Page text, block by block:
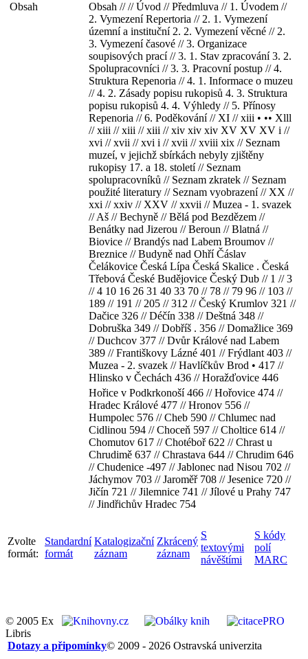
Obsah
Obsah // // Úvod // Předmluva // 1. Úvodem //
2. Vymezení Repertoria // 2. 1. Vymezení
územní a instituční 2. 2. Vymezení věcné // 2.
3. Vymezení časové // 3. Organizace
soupisových prací // 3. 1. Stav zpracování 3. 2.
Spolupracovníci // 3. 3. Pracovní postup // 4.
Struktura Repenoria // 4. 1. Informace o muzeu
// 4. 2. Zásady popisu rukopisů 4. 3. Struktura
popisu rukopisů 4. 4. Výhledy // 5. Přínosy
Repenoria // 6. Poděkování // XI // xiii • •• Xlll
// xiii // xiii // xiii // xiv xiv xiv XV XV XV i //
xvi // xvii // xvi i // xvii // xviii xix // Seznam
muzeí, v jejichž sbírkách nebyly zjištěny
rukopisy 17. a 18. století // Seznam
spolupracovníků // Seznam zkratek // Seznam
použité literatury // Seznam vyobrazení // XX //
xxi // xxiv // XXV // xxvii // Muzea - 1. svazek
// Aš // Bechyně // Bělá pod Bezdězem //
Benátky nad Jizerou // Beroun // Blatná //
Biovice // Brandýs nad Labem Broumov //
Breznice // Budyně nad Ohří Čáslav
Čelákovice Česká Lípa Česká Skalice . Česká
Třebová České Budějovice Český Dub // 1 // 3
// 4 10 16 26 31 40 33 70 // 78 // 79 96 // 103 //
189 // 191 // 205 // 312 // Český Krumlov 321 //
Dačice 326 // Déčín 338 // Deštná 348 //
Dobruška 349 // Dobříš . 356 // Domažlice 369
// Duchcov 377 // Dvůr Králové nad Labem
389 // Františkovy Lázné 401 // Frýdlant 403 //
Muzea - 2. svazek // Havlíčkův Brod • 417 //
Hlinsko v Čechách 436 // Horažďovice 446
Hořice v Podkrkonoší 466 // Hořovice 474 //
Hradec Králové 477 // Hronov 556 //
Humpolec 576 // Cheb 590 // Chlumec nad
Cidlinou 594 // Choceň 597 // Choltice 614 //
Chomutov 617 // Chotéboř 622 // Chrast u
Chrudimě 637 // Chrastava 644 // Chrudim 646
// Chudenice -497 // Jablonec nad Nisou 702 //
Jáchymov 703 // Jaroměř 708 // Jesenice 720 //
Jičín 721 // Jilemnice 741 // Jílové u Prahy 747
// Jindřichův Hradec 754
Zvolte
formát:
Standardní
formát
Katalogizační
záznam
Zkrácený
záznam
S
textovými
návěštími
S kódy
polí
MARC
© 2005 Ex
Libris
© 2009 - 2026 Ostravská univerzita
Dotazy a připomínky